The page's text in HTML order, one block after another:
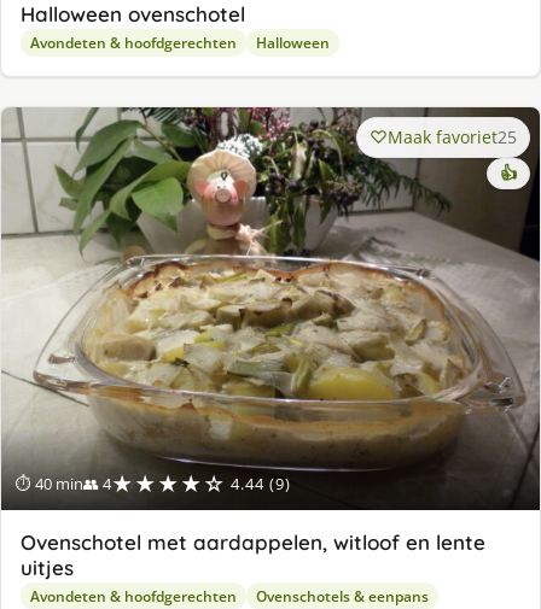
Halloween ovenschotel
Avondeten & hoofdgerechten Halloween
⏱ 40 min👥 4★★★★☆ 4.44 (9)
Maak favoriet25
👍
Ovenschotel met aardappelen, witloof en lente
uitjes
Avondeten & hoofdgerechten Ovenschotels & eenpans